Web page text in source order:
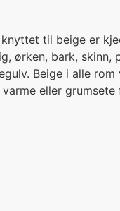
til beige er
ørken, bark,
Beige i alle
eller grumsete